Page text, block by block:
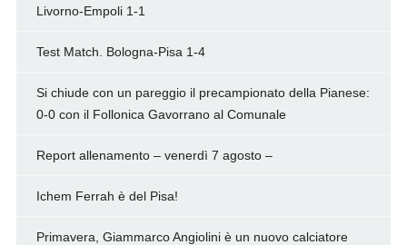
Livorno-Empoli 1-1
Test Match. Bologna-Pisa 1-4
Si chiude con un pareggio il precampionato della Pianese:
0-0 con il Follonica Gavorrano al Comunale
Report allenamento – venerdì 7 agosto –
Ichem Ferrah è del Pisa!
Primavera, Giammarco Angiolini è un nuovo calciatore